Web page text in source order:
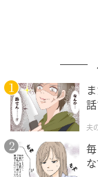
小学生は一
また、気を付け
危険性があると
ころから情報が
誰が見てい
夫